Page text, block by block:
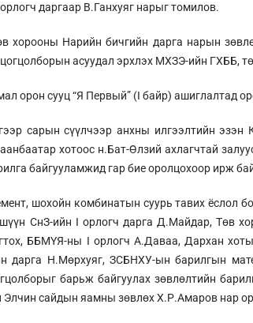
даргаар В.Ганхуяг нарыг томилов.
хорооны Нарийн бичгийн дарга нарын
асуудал эрхлэх МХЗЭ-ийн ГХББ,
орон сууц “Я Первый” (I байр) ашиглалтад
сарын сүүлчээр анхны илгээлтийн эзэн
хотоос н.Бат-Өлзий ахлагчтай
байгууламжид гар бие оролцохоор ирж
шохойн комбинатын суурь тавих ёслол
СнЗ-ийн I орлогч дарга Д.Майдар, Төв
ББМҮЯ-ны I орлогч А.Даваа, Дархан
дарга Н.Мөрхуяг, ЗСБНХУ-ын барилгын
барьж байгуулах зөвлөлтийн
сайдын яамны зөвлөх Х.Р.Амаров нар